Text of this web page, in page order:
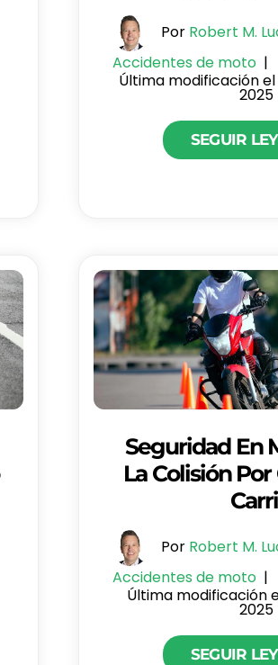
Por Robert M.
Accidentes de moto |
Última modificación
2025
SEGUIR
Seguridad En
La Colisión
Por Robert M.
Accidentes de moto |
Última modificación
2025
SEGUIR